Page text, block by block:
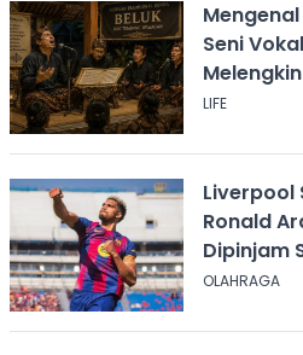
Seni
LIFE
Liverpool
Ronald
Dipinjam
Permanen?
OLAHRAGA